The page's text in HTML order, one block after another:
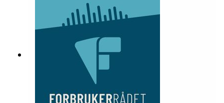
det europeiske spilluniverset.I studio hører du
fagsjef i Forbrukerrådet, Thomas Iversen,
seniorrådgiver Ailo Krogh Ravna, og
programleder, Maren Van Burden Struksnæs.